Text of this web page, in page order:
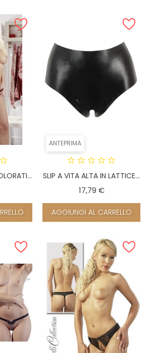
ANTEPRIMA
SLIP A VITA ALTA IN LATTICE...
17,79 €Prezzo
AGGIUNGI AL CARRELLO